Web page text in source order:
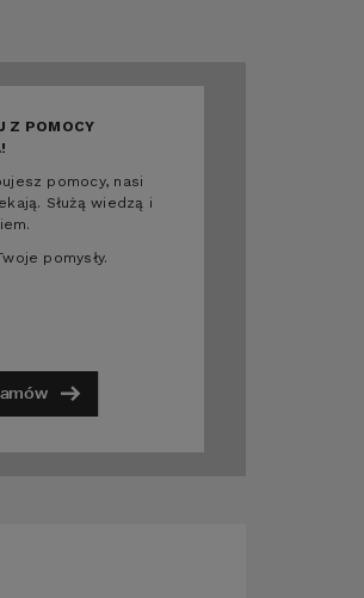
Z POMOCY
pomocy, nasi
Służą wiedzą i
pomysły.